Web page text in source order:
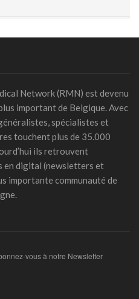
réseaux sociaux aux moins
renforcer le diagnostic de
Network (RMN) est devenu
important de Belgique. Avec
spécialistes et
touchent plus de 35.000
ils retrouvent
en digital (newsletters et
importante communauté de
vous à notre Newsletter